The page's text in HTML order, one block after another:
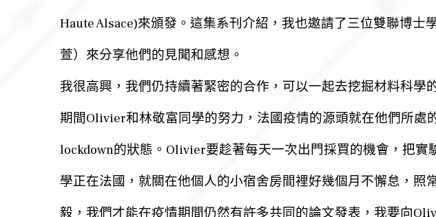
Haute Alsace)來頒發。這集系刊介紹，我也邀請了三位雙聯博士
萱）來分享他們的見聞和感想。
我很高興，我們仍持續著緊密的合作，可以一起去挖掘材料科
期間Olivier和林敬富同學的努力，法國疫情的源頭就在他們所處
lockdown的狀態。 Olivier要趁著每天一次出門採買的機會，把實
學正在法國，就關在他個人的小宿舍房間裡好幾個月不懈怠，
毅，我們才能在疫情期間仍然有許多共同的論文發表，我要向